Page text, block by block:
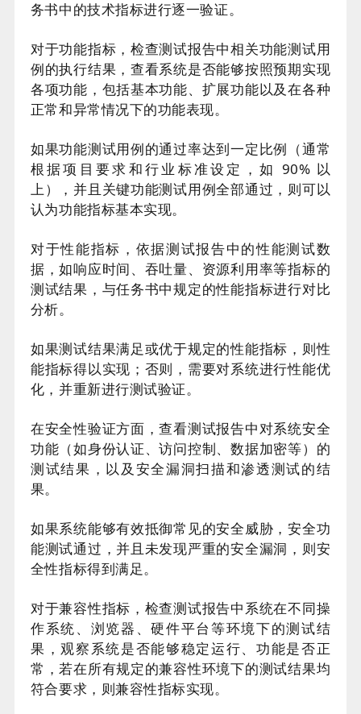
务书中的技术指标进行逐一验证。
对于功能指标，检查测试报告中相关功能测试用
例的执行结果，查看系统是否能够按照预期实现
各项功能，包括基本功能、扩展功能以及在各种
正常和异常情况下的功能表现。
如果功能测试用例的通过率达到一定比例（通常
根据项目要求和行业标准设定，如 90% 以
上），并且关键功能测试用例全部通过，则可以
认为功能指标基本实现。
对于性能指标，依据测试报告中的性能测试数
据，如响应时间、吞吐量、资源利用率等指标的
测试结果，与任务书中规定的性能指标进行对比
分析。
如果测试结果满足或优于规定的性能指标，则性
能指标得以实现；否则，需要对系统进行性能优
化，并重新进行测试验证。
在安全性验证方面，查看测试报告中对系统安全
功能（如身份认证、访问控制、数据加密等）的
测试结果，以及安全漏洞扫描和渗透测试的结
果。
如果系统能够有效抵御常见的安全威胁，安全功
能测试通过，并且未发现严重的安全漏洞，则安
全性指标得到满足。
对于兼容性指标，检查测试报告中系统在不同操
作系统、浏览器、硬件平台等环境下的测试结
果，观察系统是否能够稳定运行、功能是否正
常，若在所有规定的兼容性环境下的测试结果均
符合要求，则兼容性指标实现。